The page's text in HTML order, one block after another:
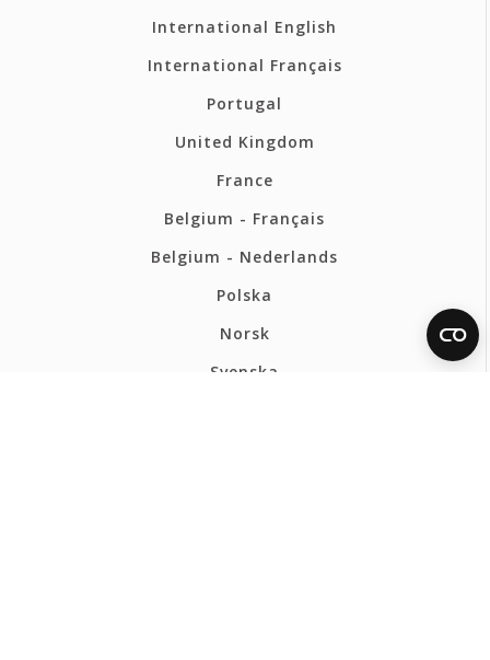
International English
International Français
Portugal
United Kingdom
France
Belgium - Français
Belgium - Nederlands
Polska
Norsk
Svenska